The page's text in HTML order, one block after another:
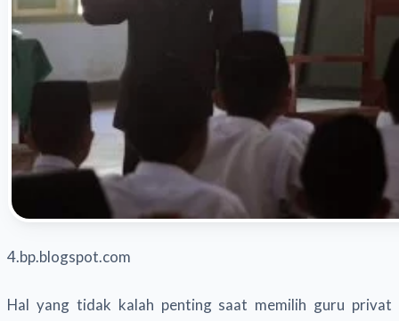
4.bp.blogspot.com
Hal yang tidak kalah penting saat memilih guru privat